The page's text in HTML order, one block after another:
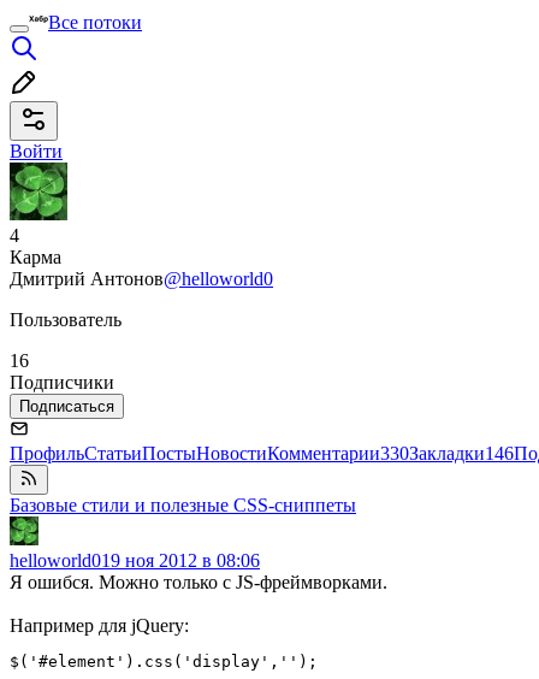
Все потоки
Войти
4
Карма
Дмитрий Антонов@helloworld0
Пользователь
16
Подписчики
Подписаться
ПрофильСтатьиПостыНовостиКомментарии330Закладки146
Базовые стили и полезные CSS-сниппеты
helloworld019 ноя 2012 в 08:06
Я ошибся. Можно только с JS-фреймворками.
Например для jQuery: